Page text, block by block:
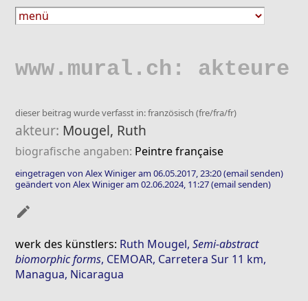
www.mural.ch: akteure
dieser beitrag wurde verfasst in: französisch (fre/fra/fr)
akteur: Mougel, Ruth
biografische angaben: Peintre française
eingetragen von Alex Winiger am 06.05.2017, 23:20(email senden)
geändert von Alex Winiger am 02.06.2024, 11:27(email senden)
mode_edit
werk des künstlers: Ruth Mougel,Semi-abstract
biomorphic forms, CEMOAR, Carretera Sur 11 km,
Managua, Nicaragua